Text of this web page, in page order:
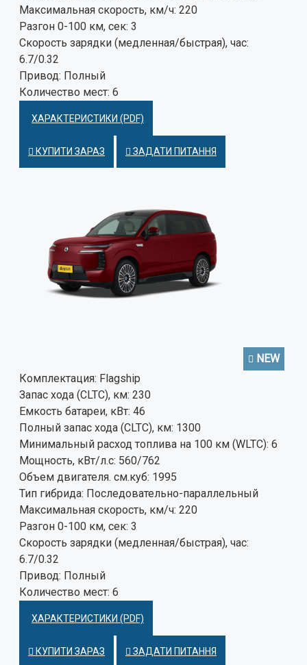
Максимальная скорость, км/ч: 220
Разгон 0-100 км, сек: 3
Скорость зарядки (медленная/быстрая), час:
6.7/0.32
Привод: Полный
Количество мест: 6
ХАРАКТЕРИСТИКИ (PDF)
КУПИТИ ЗАРАЗ ЗАДАТИ ПИТАННЯ
NEW
Комплектация: Flagship
Запас хода (CLTC), км: 230
Емкость батареи, кВт: 46
Полный запас хода (CLTC), км: 1300
Минимальный расход топлива на 100 км (WLTC): 6
Мощность, кВт/л.с: 560/762
Объем двигателя. см.куб: 1995
Тип гибрида: Последовательно-параллельный
Максимальная скорость, км/ч: 220
Разгон 0-100 км, сек: 3
Скорость зарядки (медленная/быстрая), час:
6.7/0.32
Привод: Полный
Количество мест: 6
ХАРАКТЕРИСТИКИ (PDF)
КУПИТИ ЗАРАЗ ЗАДАТИ ПИТАННЯ